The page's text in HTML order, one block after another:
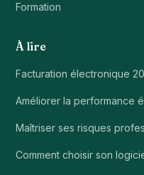
Formation
À lire
Facturation électronique
Améliorer la performance
Maîtriser ses risques
Comment choisir son